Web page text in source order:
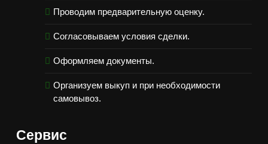
Проводим предварительную оценку.
Согласовываем условия сделки.
Оформляем документы.
Организуем выкуп и при необходимости
самовывоз.
Сервис